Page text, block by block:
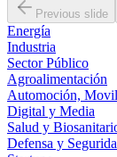
Previous slide
Energía
Industria
Sector Público
Agroalimentación
Automoción,
Digital y Media
Salud y
Defensa y